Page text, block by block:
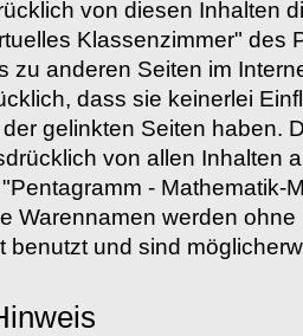
von diesen Inhalten
Klassenzimmer" des
zu anderen Seiten im
dass sie keinerlei
gelinkten Seiten haben.
von allen Inhalten
- Mathematik-
Warennamen werden
benutzt und sind